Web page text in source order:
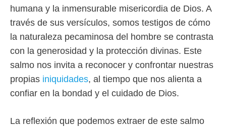
humana y la inmensurable misericordia de Dios. A
través de sus versículos, somos testigos de cómo
la naturaleza pecaminosa del hombre se contrasta
con la generosidad y la protección divinas. Este
salmo nos invita a reconocer y confrontar nuestras
propias iniquidades, al tiempo que nos alienta a
confiar en la bondad y el cuidado de Dios.
La reflexión que podemos extraer de este salmo